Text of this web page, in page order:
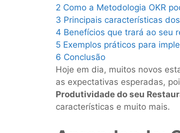
2 Como a Metodologia OKR
3 Principais características
4 Benefícios que trará ao seu
5 Exemplos práticos para
6 Conclusão
Hoje em dia, muitos novos
as expectativas esperadas,
Produtividade do seu
características e muito mais.